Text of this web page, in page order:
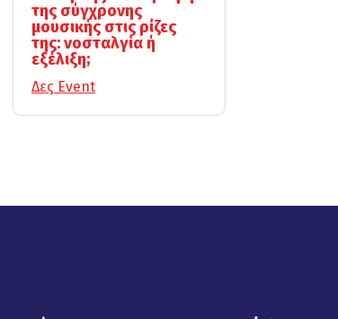
της σύγχρονης
μουσικής στις ρίζες
της: νοσταλγία ή
εξέλιξη;
Δες Event